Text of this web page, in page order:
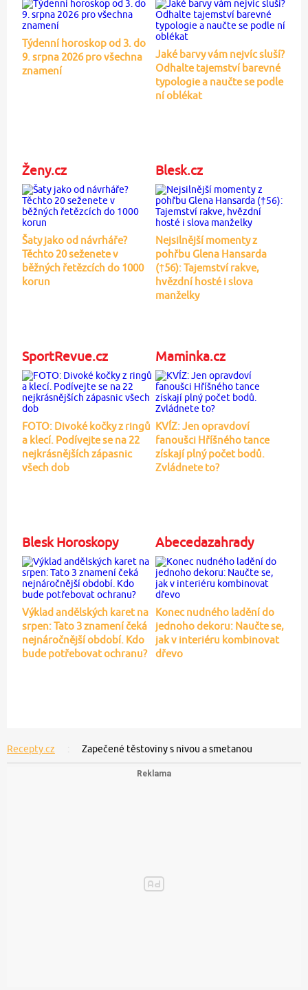
Týdenní horoskop od 3. do
9. srpna 2026 pro všechna
znamení
Jaké barvy vám nejvíc sluší?
Odhalte tajemství barevné
typologie a naučte se podle
ní oblékat
Ženy.cz
Šaty jako od návrháře?
Těchto 20 seženete v
běžných řetězcích do 1000
korun
Blesk.cz
Nejsilnější momenty z
pohřbu Glena Hansarda
(†56): Tajemství rakve,
hvězdní hosté i slova
manželky
SportRevue.cz
FOTO: Divoké kočky z ringů
a klecí. Podívejte se na 22
nejkrásnějších zápasnic
všech dob
Maminka.cz
KVÍZ: Jen opravdoví
fanoušci Hříšného tance
získají plný počet bodů.
Zvládnete to?
Blesk Horoskopy
Výklad andělských karet na
srpen: Tato 3 znamení čeká
nejnáročnější období. Kdo
bude potřebovat ochranu?
Abecedazahrady
Konec nudného ladění do
jednoho dekoru: Naučte se,
jak v interiéru kombinovat
dřevo
Recepty.cz Zapečené těstoviny s nivou a smetanou